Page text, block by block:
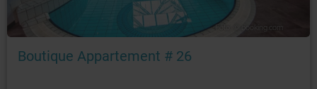
Foto: © booking.com
Boutique Appartement # 26